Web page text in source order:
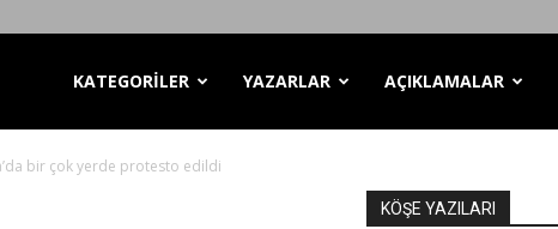
KATEGORİLER YAZARLAR AÇIKLAMALAR
bir çok yerde protesto edildi
KÖŞE YAZILARI